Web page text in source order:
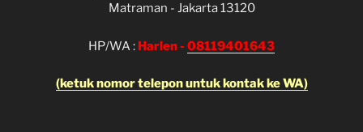
Matraman - Jakarta 13120
HP/WA : Harlen - 08119401643
(ketuk nomor telepon untuk kontak ke WA)